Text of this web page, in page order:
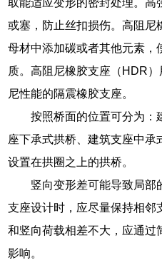
或塞，防止丝扣损伤。高阻
母材中添加碳或者其他元素，
质。高阻尼橡胶支座（HDR
尼性能的隔震橡胶支座。
按照桥面的位置可分为：
座下承式拱桥、建筑支座中
设置在拱圈之上的拱桥。
竖向变形差可能导致局部
支座设计时，应尽量保持相邻
和竖向荷载相差不大，应通过
影响。